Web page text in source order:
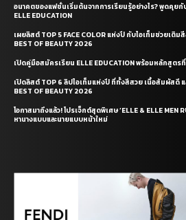
อนาคตของแฟชั่นเริ่มต้นจากการเรียนรู้อย่างไร? พูดคุยกั
ELLE EDUCATION
เผยลิสต์ TOP 5 FACE COLOR แห่งปี กับไอเท็มช่วยเติม
BEST OF BEAUTY 2026
เปิดคู่มือสมัครเรียน ELLE EDUCATION พร้อมหลักสูต
เปิดลิสต์ TOP 6 ลิปไอเท็มแห่งปี ที่ทั้งสีสวย เนื้อสัมผัสดี แ
BEST OF BEAUTY 2026
โอกาสมาถึงแล้ว! โปรเจ็กต์สุดพิเศษ ‘ELLE & ELLE MEN
หานางแบบและนายแบบหน้าใหม่